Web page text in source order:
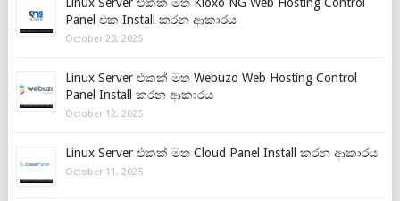
Panel එක Install කරන ආකාරය
October 20, 2025
Linux Server එකක් මත Webuzo Web Hosting Control
Panel Install කරන ආකාරය
October 12, 2025
Linux Server එකක් මත Cloud Panel Install කරන ආකාරය
October 11, 2025